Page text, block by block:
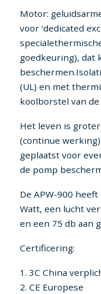
Motor:
voor ‘dedicated
goedkeuring), dat
(UL) en met
koolborstel van
Het leven is
(continue
geplaatst voor
de pomp
De APW-900
Watt, een lucht
en een 75 db aan
Certificering:
1. 3C China
2. CE Europese